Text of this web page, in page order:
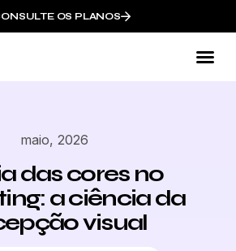
OS PLANOS
maio, 2026
das cores no
a ciência da
visual